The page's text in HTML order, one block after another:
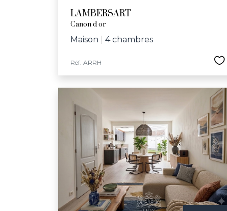
LAMBERSART
Canon d or
Maison 4 chambres
Réf. ARRH